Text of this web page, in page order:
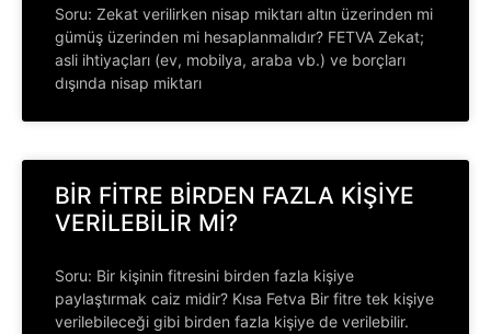
Soru: Zekat verilirken nisap miktarı altın üzerinden mi
gümüş üzerinden mi hesaplanmalıdır? FETVA Zekat;
asli ihtiyaçları (ev, mobilya, araba vb.) ve borçları
dışında nisap miktarı
BİR FİTRE BİRDEN FAZLA KİŞİYE
VERİLEBİLİR Mİ?
Soru: Bir kişinin fitresini birden fazla kişiye
paylaştırmak caiz midir? Kısa Fetva Bir fitre tek kişiye
verilebileceği gibi birden fazla kişiye de verilebilir.